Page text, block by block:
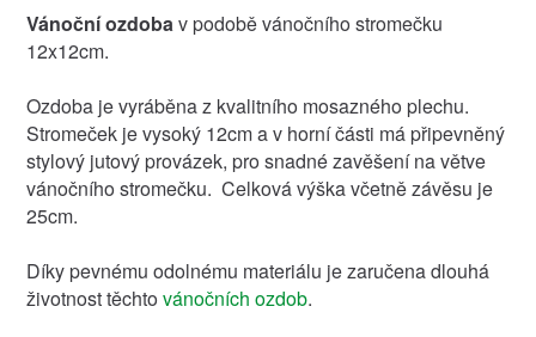
Vánoční ozdoba v podobě vánočního stromečku
12x12cm.
Ozdoba je vyráběna z kvalitního mosazného plechu.
Stromeček je vysoký 12cm a v horní části má připevněný
stylový jutový provázek, pro snadné zavěšení na větve
vánočního stromečku. Celková výška včetně závěsu je
25cm.
Díky pevnému odolnému materiálu je zaručena dlouhá
životnost těchto vánočních ozdob.